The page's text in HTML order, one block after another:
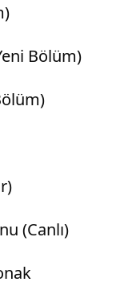
Bölüm)
(Canlı)